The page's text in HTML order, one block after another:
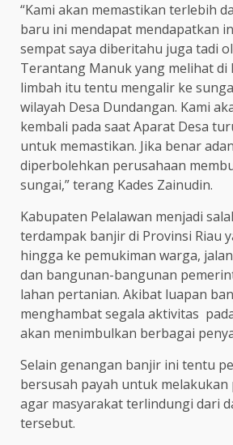
“Kami akan memastikan terlebih
baru ini mendapat mendapatkan
sempat saya diberitahu juga tadi
Terantang Manuk yang melihat di
limbah itu tentu mengalir ke
wilayah Desa Dundangan. Kami
kembali pada saat Aparat Desa
untuk memastikan. Jika benar
diperbolehkan perusahaan
sungai,” terang Kades Zainudin.
Kabupaten Pelalawan menjadi
terdampak banjir di Provinsi Riau
hingga ke pemukiman warga,
dan bangunan-bangunan
lahan pertanian. Akibat luapan
menghambat segala aktivitas
akan menimbulkan berbagai
Selain genangan banjir ini tentu
bersusah payah untuk
agar masyarakat terlindungi dari
tersebut.